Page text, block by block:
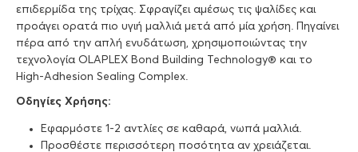
επιδερμίδα της τρίχας. Σφραγίζει αμέσως τις ψαλίδες και
προάγει ορατά πιο υγιή μαλλιά μετά από μία χρήση. Πηγαίνει
πέρα από την απλή ενυδάτωση, χρησιμοποιώντας την
τεχνολογία OLAPLEX Bond Building Technology® και το
High-Adhesion Sealing Complex.
Οδηγίες Χρήσης:
Εφαρμόστε 1-2 αντλίες σε καθαρά, νωπά μαλλιά.
Προσθέστε περισσότερη ποσότητα αν χρειάζεται.